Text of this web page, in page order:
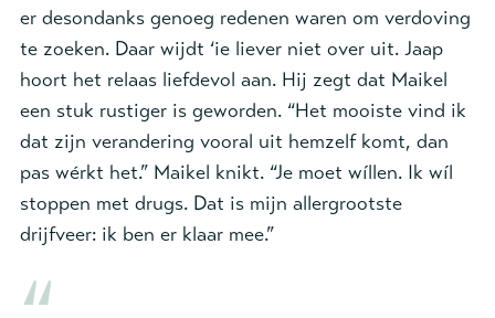
er desondanks genoeg redenen waren om verdoving
te zoeken. Daar wijdt ‘ie liever niet over uit. Jaap
hoort het relaas liefdevol aan. Hij zegt dat Maikel
een stuk rustiger is geworden. “Het mooiste vind ik
dat zijn verandering vooral uit hemzelf komt, dan
pas wérkt het.” Maikel knikt. “Je moet wíllen. Ik wíl
stoppen met drugs. Dat is mijn allergrootste
drijfveer: ik ben er klaar mee.”